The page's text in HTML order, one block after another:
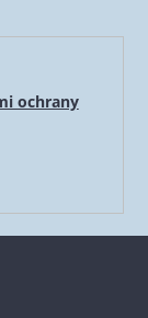
ochrany